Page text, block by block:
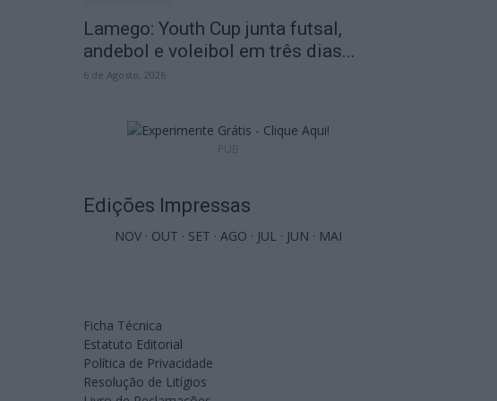
Lamego: Youth Cup junta futsal,
andebol e voleibol em três dias...
6 de Agosto, 2026
Edições Impressas
NOV · OUT · SET · AGO · JUL · JUN · MAI
Ficha Técnica
Estatuto Editorial
Política de Privacidade
Resolução de Litígios